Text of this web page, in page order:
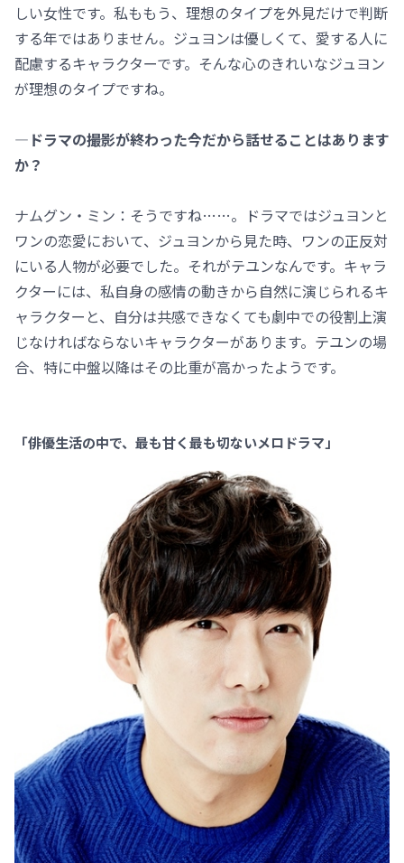
しい女性です。私ももう、理想のタイプを外見だけで判断
する年ではありません。ジュヨンは優しくて、愛する人に
配慮するキャラクターです。そんな心のきれいなジュヨン
が理想のタイプですね。
―ドラマの撮影が終わった今だから話せることはあります
か？
ナムグン・ミン：そうですね……。ドラマではジュヨンと
ワンの恋愛において、ジュヨンから見た時、ワンの正反対
にいる人物が必要でした。それがテユンなんです。キャラ
クターには、私自身の感情の動きから自然に演じられるキ
ャラクターと、自分は共感できなくても劇中での役割上演
じなければならないキャラクターがあります。テユンの場
合、特に中盤以降はその比重が高かったようです。
「俳優生活の中で、最も甘く最も切ないメロドラマ」